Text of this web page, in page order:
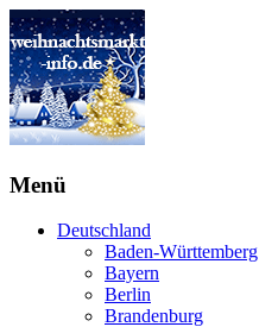
Menü
Deutschland
Baden-Württemberg
Bayern
Berlin
Brandenburg